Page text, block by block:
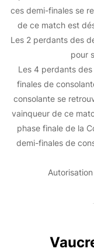
ces demi-finales se
de ce match est
Les 2 perdants des
pour
Les 4 perdants
finales de
consolante se
vainqueur de ce
phase finale de la
demi-finales de